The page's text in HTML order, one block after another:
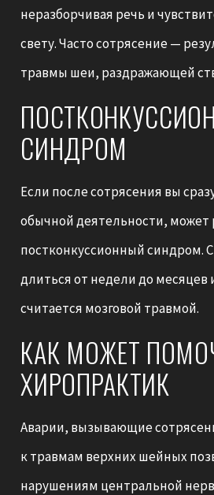
неразборчивая речь и
свету. Часто сотрясение —
травмы шеи, раздражающей
СИНДРОМ
Если после сотрясения вы
обычной деятельности, может
постконкуссионный синдром.
длиться от недели до месяцев
считается мозговой травмой.
КАК МОЖЕТ
ХИРОПРАКТИК
Аварии, вызывающие
к травмам верхних шейных
нарушениям центральной